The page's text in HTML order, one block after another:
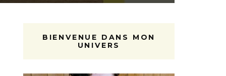
BIENVENUE DANS MON
UNIVERS